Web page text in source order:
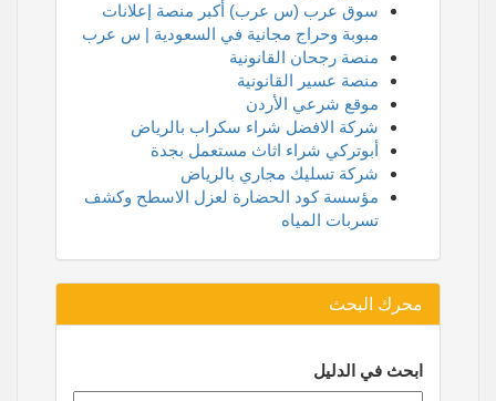
سوق عرب (س عرب) أكبر منصة إعلانات
مبوبة وحراج مجانية في السعودية | س عرب
منصة رجحان القانونية
منصة عسير القانونية
موقع شرعي الأردن
شركة الافضل شراء سكراب بالرياض
أبوتركي شراء اثاث مستعمل بجدة
شركة تسليك مجاري بالرياض
مؤسسة كود الحضارة لعزل الاسطح وكشف
تسربات المياه
محرك البحث
ابحث في الدليل